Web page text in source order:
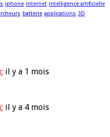
iphone internet intelligence artificielle
batterie applications 3D
il y a 1 mois
il y a 4 mois